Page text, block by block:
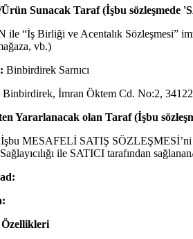
Sunacak Taraf (İşbu sözleşmede
“İş Birliği ve Acentalık Sözleşmesi”
vb.)
Binbirdirek Sarnıcı
Binbirdirek, İmran Öktem Cd. No:2, 34122
Yararlanacak olan Taraf (İşbu
MESAFELİ SATIŞ
ile SATICI tarafından